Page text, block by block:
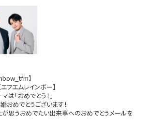
】
フエムレインボー】
は「おめでとう！」
おめでとうございます！
思うおめでたい出来事へのおめでとうメールを